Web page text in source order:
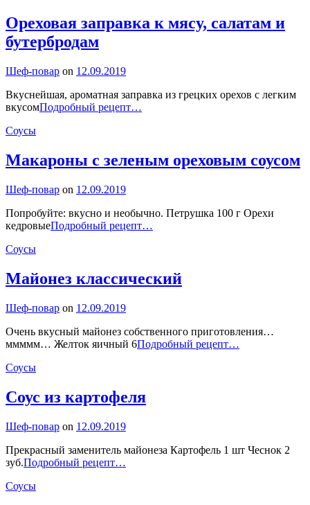
Ореховая заправка к мясу, салатам и
бутербродам
By
Шеф-повар on 12.09.2019
Вкуснейшая, ароматная заправка из грецких орехов с легким
вкусомПодробный рецепт…
салатам
и
Categories
Соусы
Макароны с зеленым ореховым соусом
By
Шеф-повар on 12.09.2019
Попробуйте: вкусно и необычно. Петрушка 100 г Орехи
кедровыеПодробный рецепт…
соусом
Categories
Соусы
Майонез классический
By
Шеф-повар on 12.09.2019
Очень вкусный майонез собственного приготовления…
ммммм… Желток яичный 6Подробный рецепт…
Categories
Соусы
Cоус из картофеля
By
Шеф-повар on 12.09.2019
Прекрасный заменитель майонеза Картофель 1 шт Чеснок 2
зуб.Подробный рецепт…
Categories
Соусы